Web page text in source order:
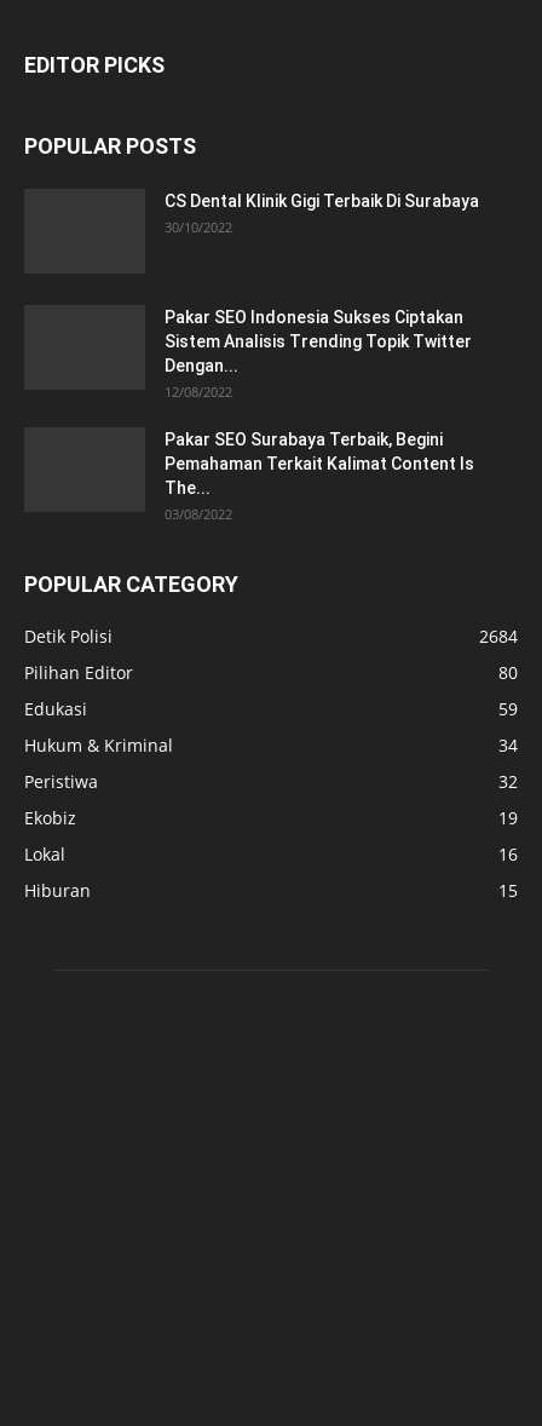
EDITOR PICKS
POPULAR POSTS
CS Dental Klinik Gigi Terbaik Di Surabaya
30/10/2022
Pakar SEO Indonesia Sukses Ciptakan
Sistem Analisis Trending Topik Twitter
Dengan...
12/08/2022
Pakar SEO Surabaya Terbaik, Begini
Pemahaman Terkait Kalimat Content Is
The...
03/08/2022
POPULAR CATEGORY
Detik Polisi
2684
Pilihan Editor
80
Edukasi
59
Hukum & Kriminal
34
Peristiwa
32
Ekobiz
19
Lokal
16
Hiburan
15